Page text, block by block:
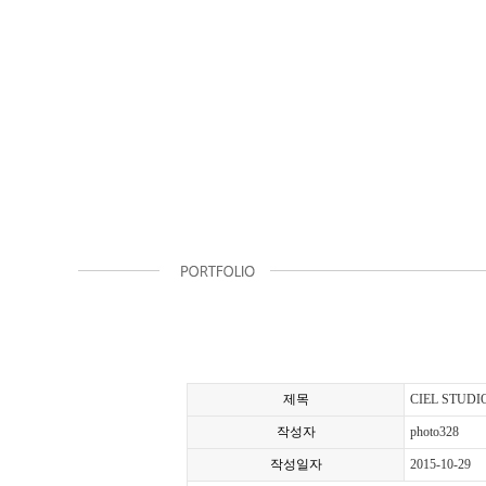
제목 CIEL
작성자 photo328
작성일자 2015-10-29